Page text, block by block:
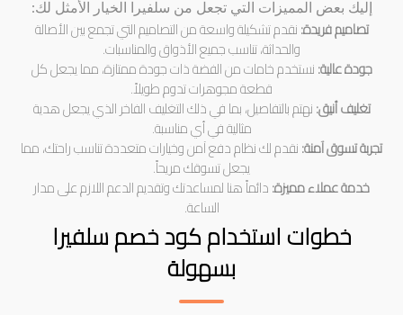
إليك بعض المميزات التي تجعل من سلفيرا الخيار الأمثل لك:
تصاميم فريدة:نقدم تشكيلة واسعة من التصاميم التي تجمع بين الأصالة
والحداثة، تناسب جميع الأذواق والمناسبات.
جودة عالية:نستخدم خامات من الفضة ذات جودة ممتازة، مما يجعل كل
قطعة مجوهرات تدوم طويلاً.
تغليف أنيق:نهتم بالتفاصيل، بما في ذلك التغليف الفاخر الذي يجعل هدية
مثالية في أي مناسبة.
تجربة تسوق آمنة:نقدم لك نظام دفع آمن وخيارات متعددة تناسب راحتك، مما
يجعل تسوقك مريحاً.
خدمة عملاء مميزة:دائماً هنا لمساعدتك وتقديم الدعم اللازم على مدار
الساعة.
خطوات استخدام كود خصم سلفيرا
بسهولة